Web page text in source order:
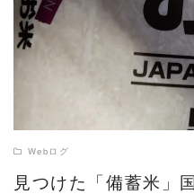
Webログ
見つけた「備蓄米」